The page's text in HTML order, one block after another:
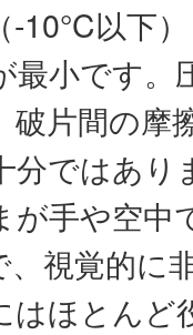
10°C以下
最小です
片間の摩
分ではあ
が手や空
、視覚的
はほとんど